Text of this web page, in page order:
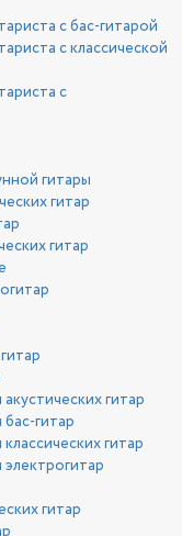
с бас-гитарой
с классической
с
гитары
гитар
гитар
гитар
гитар
гитар
гитар